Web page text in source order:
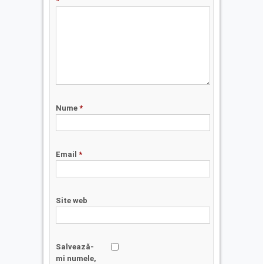
Nume *
Email *
Site web
Salvează-
mi numele,